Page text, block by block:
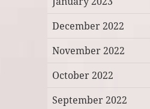
December 2022
November 2022
October 2022
September 2022